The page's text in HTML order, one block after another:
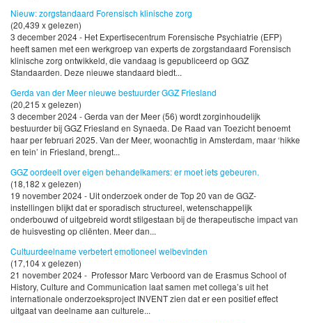
Nieuw: zorgstandaard Forensisch klinische zorg
(20,439 x gelezen)
3 december 2024 - Het Expertisecentrum Forensische Psychiatrie (EFP)
heeft samen met een werkgroep van experts de zorgstandaard Forensisch
klinische zorg ontwikkeld, die vandaag is gepubliceerd op GGZ
Standaarden. Deze nieuwe standaard biedt...
Gerda van der Meer nieuwe bestuurder GGZ Friesland
(20,215 x gelezen)
3 december 2024 - Gerda van der Meer (56) wordt zorginhoudelijk
bestuurder bij GGZ Friesland en Synaeda. De Raad van Toezicht benoemt
haar per februari 2025. Van der Meer, woonachtig in Amsterdam, maar ‘hikke
en tein’ in Friesland, brengt...
GGZ oordeelt over eigen behandelkamers: er moet iets gebeuren.
(18,182 x gelezen)
19 november 2024 - Uit onderzoek onder de Top 20 van de GGZ-
instellingen blijkt dat er sporadisch structureel, wetenschappelijk
onderbouwd of uitgebreid wordt stilgestaan bij de therapeutische impact van
de huisvesting op cliënten. Meer dan...
Cultuurdeelname verbetert emotioneel welbevinden
(17,104 x gelezen)
21 november 2024 - Professor Marc Verboord van de Erasmus School of
History, Culture and Communication laat samen met collega’s uit het
internationale onderzoeksproject INVENT zien dat er een positief effect
uitgaat van deelname aan culturele...